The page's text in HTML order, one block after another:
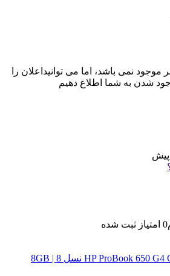
نمی باشد، اما می توانیداعلان را
شدن به شما اطلاع دهیم
0 امتیاز ثبت شده